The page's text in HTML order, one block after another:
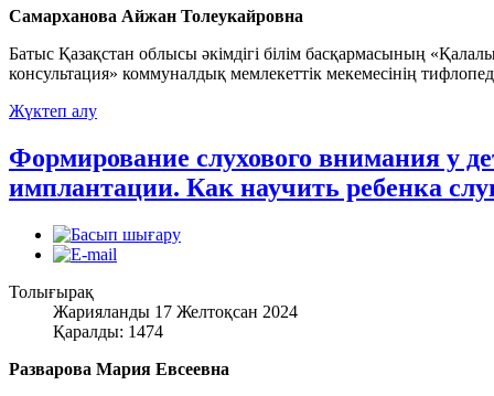
Самарханова Айжан Толеукайровна
Батыс Қазақстан облысы әкімдігі білім басқармасының
консультация» коммуналдық мемлекеттік мекемесінің
Жүктеп алу
Формирование слухового внимания у
имплантации. Как научить ребенка
Толығырақ
Жарияланды 17 Желтоқсан 2024
Қаралды: 1474
Разварова Мария Евсеевна